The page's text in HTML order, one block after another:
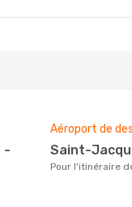
Aéroport de
Saint-
Pour l'itinéraire